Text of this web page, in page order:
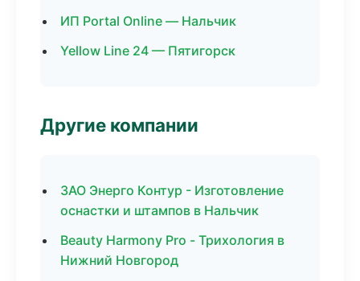
ИП Portal Online — Нальчик
Yellow Line 24 — Пятигорск
Другие компании
ЗАО Энерго Контур - Изготовление
оснастки и штампов в Нальчик
Beauty Harmony Pro - Трихология в
Нижний Новгород